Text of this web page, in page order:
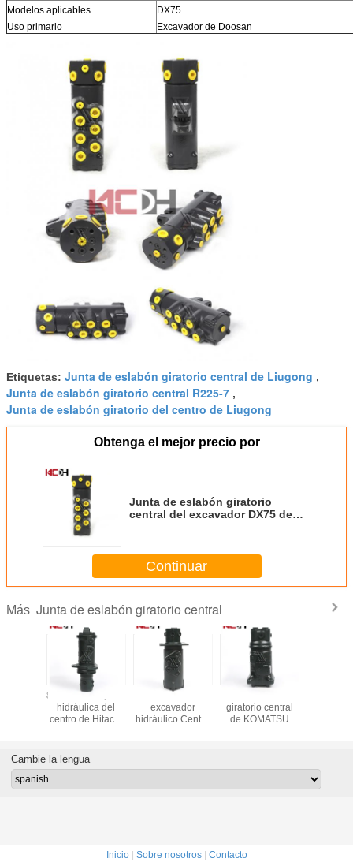
Modelos aplicables
DX75
Uso primario
Excavador de Doosan
Etiquetas: Junta de eslabón giratorio central de Liugong ,
Junta de eslabón giratorio central R225-7 ,
Junta de eslabón giratorio del centro de Liugong
Obtenga el mejor precio por
Junta de eslabón giratorio
central del excavador DX75 de
Continuar
Más Junta de eslabón giratorio central
8431499900 junta
hidráulica del
centro de Hitachi
excavador
hidráulico Center
giratorio central
de KOMATSU
Cambie la lengua
Inicio| Sobre nosotros| Contacto